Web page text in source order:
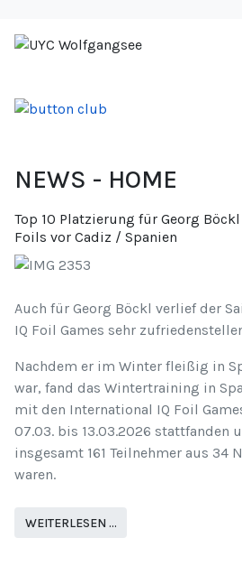
NEWS - HOME
Top 10 Platzierung für Georg Böckl
Foils vor Cadiz / Spanien
Auch für Georg Böckl verlief der
IQ Foil Games sehr
Nachdem er im Winter fleißig in
war, fand das Wintertraining in
mit den International IQ Foil
07.03. bis 13.03.2026 stattfanden
insgesamt 161 Teilnehmer aus 34
waren.
WEITERLESEN …